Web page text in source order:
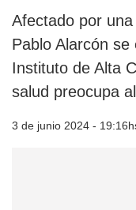
Afectado por
Pablo Alarcón
Instituto de Alta
salud preocupa
3 de junio 2024 -